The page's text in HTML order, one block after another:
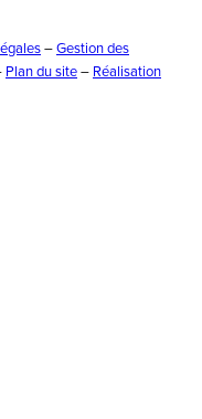
–Gestion des
Plan du site– Réalisation